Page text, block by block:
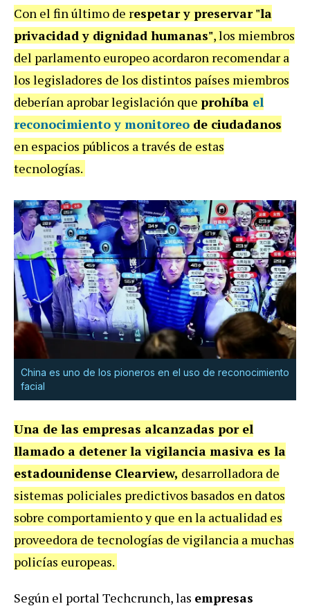
Con el fin último de respetar y preservar "la
privacidad y dignidad humanas", los miembros
del parlamento europeo acordaron recomendar a
los legisladores de los distintos países miembros
deberían aprobar legislación que prohíba el
reconocimiento y monitoreo de ciudadanos
en espacios públicos a través de estas
tecnologías.
China es uno de los pioneros en el uso de reconocimiento
facial
Una de las empresas alcanzadas por el
llamado a detener la vigilancia masiva es la
estadounidense Clearview, desarrolladora de
sistemas policiales predictivos basados en datos
sobre comportamiento y que en la actualidad es
proveedora de tecnologías de vigilancia a muchas
policías europeas.
Según el portal Techcrunch, las empresas